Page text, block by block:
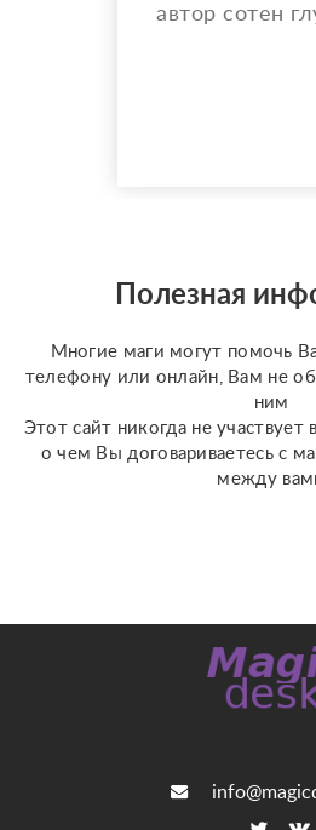
автор сотен
конкретную
Таро ...
Полезная
Многие маги могут помочь
телефону или онлайн, Вам не
ним
Этот сайт никогда не участвует
о чем Вы договариваетесь с
между